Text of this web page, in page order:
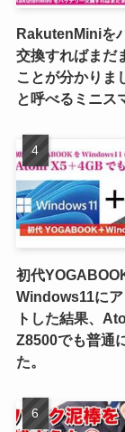
RakutenMiniを
交換すればまだ
ことが分かりま
と呼べるミニス
初代
Windows11に
トした結果、
Z8500でも普通
た。